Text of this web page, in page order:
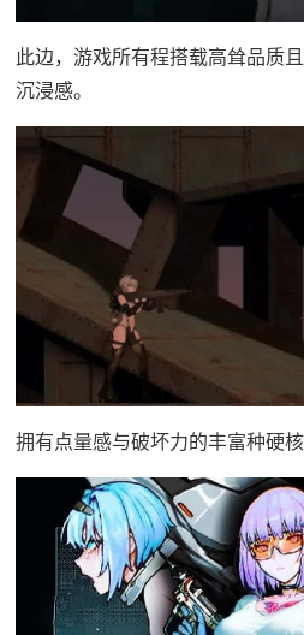
此边，游戏所有程搭载高耸品质
沉浸感。
拥有点量感与破坏力的丰富种硬